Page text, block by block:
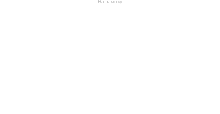
На замітку